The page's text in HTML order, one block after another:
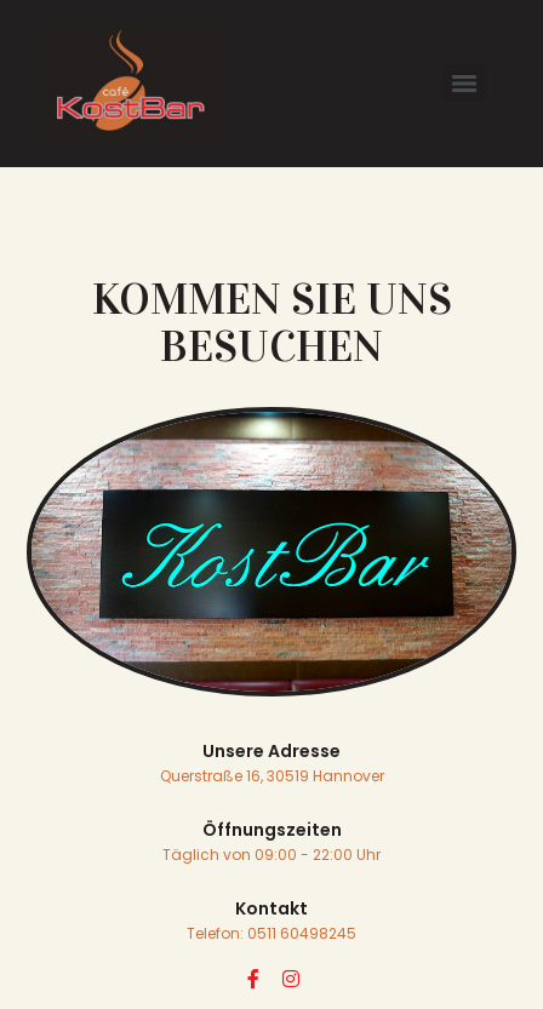
KOMMEN SIE UNS
BESUCHEN
Unsere Adresse
Querstraße 16, 30519 Hannover
Öffnungszeiten
Täglich von 09:00 - 22:00 Uhr
Kontakt
Telefon: 0511 60498245